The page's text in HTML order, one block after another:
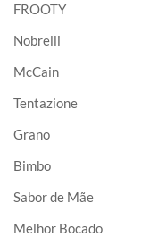
FROOTY
Nobrelli
McCain
Tentazione
Grano
Bimbo
Sabor de Mãe
Melhor Bocado